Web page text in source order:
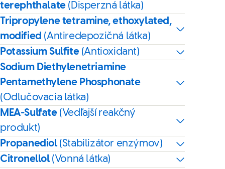
terephthalate (Disperzná látka)
Tripropylene tetramine, ethoxylated,
modified (Antiredepozičná látka)
Potassium Sulfite (Antioxidant)
Sodium Diethylenetriamine
Pentamethylene Phosphonate
(Odlučovacia látka)
MEA-Sulfate (Vedľajší reakčný
produkt)
Propanediol(Stabilizátor enzýmov)
Citronellol(Vonná látka)